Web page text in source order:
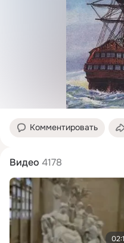
Комментировать
Видео 4178